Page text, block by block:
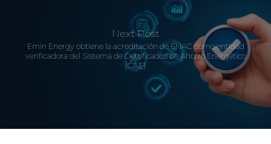
Next Post
Emin Energy obtiene la acreditación de ENAC como entidad
verificadora del Sistema de Certificados de Ahorro Energético
(CAE)